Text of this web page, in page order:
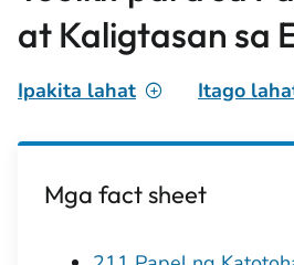
at Kaligtasan sa
Ipakita lahat Itago
Mga fact sheet